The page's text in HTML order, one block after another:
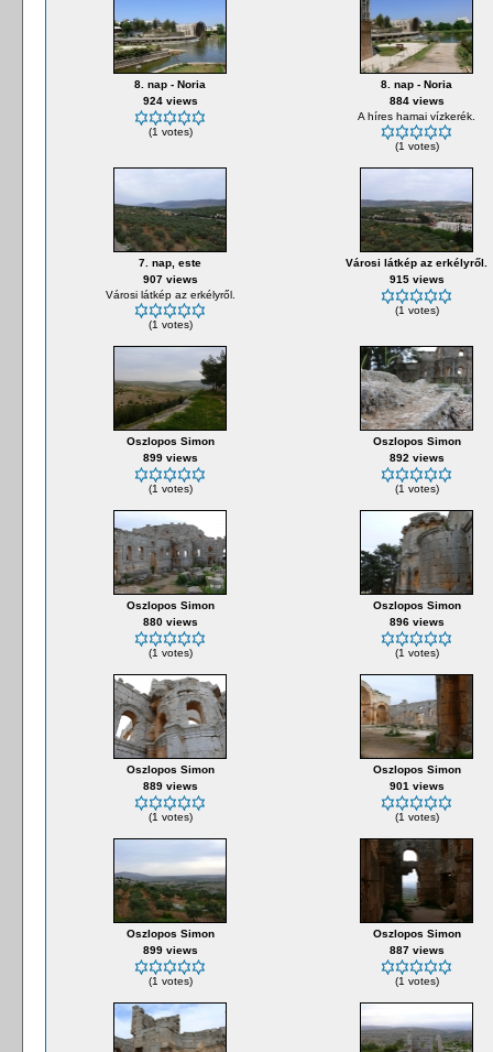
8. nap - Noria
924 views
(1 votes)
8. nap - Noria
884 views
A híres hamai vízkerék.
(1 votes)
7. nap, este
907 views
Városi látkép az erkélyről.
(1 votes)
Városi látkép az erkélyről.
915 views
(1 votes)
Oszlopos Simon
899 views
(1 votes)
Oszlopos Simon
892 views
(1 votes)
Oszlopos Simon
880 views
(1 votes)
Oszlopos Simon
896 views
(1 votes)
Oszlopos Simon
889 views
(1 votes)
Oszlopos Simon
901 views
(1 votes)
Oszlopos Simon
899 views
(1 votes)
Oszlopos Simon
887 views
(1 votes)